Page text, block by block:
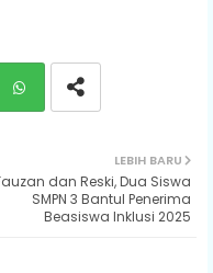
ats
LEBIH BARU
dan Reski, Dua Siswa
SMPN 3 Bantul Penerima
Beasiswa Inklusi 2025